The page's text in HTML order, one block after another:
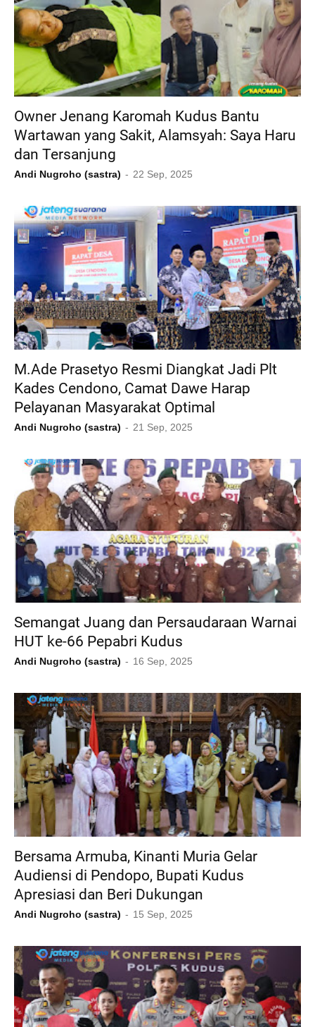
Owner Jenang Karomah Kudus Bantu
Wartawan yang Sakit, Alamsyah: Saya Haru
dan Tersanjung
Andi Nugroho (sastra) 22 Sep, 2025
M.Ade Prasetyo Resmi Diangkat Jadi Plt
Kades Cendono, Camat Dawe Harap
Pelayanan Masyarakat Optimal
Andi Nugroho (sastra) 21 Sep, 2025
Semangat Juang dan Persaudaraan Warnai
HUT ke-66 Pepabri Kudus
Andi Nugroho (sastra) 16 Sep, 2025
Bersama Armuba, Kinanti Muria Gelar
Audiensi di Pendopo, Bupati Kudus
Apresiasi dan Beri Dukungan
Andi Nugroho (sastra) 15 Sep, 2025